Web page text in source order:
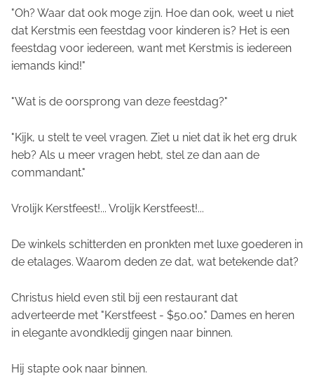
"Oh? Waar dat ook moge zijn. Hoe dan ook, weet u niet
dat Kerstmis een feestdag voor kinderen is? Het is een
feestdag voor iedereen, want met Kerstmis is iedereen
iemands kind!"
"Wat is de oorsprong van deze feestdag?"
"Kijk, u stelt te veel vragen. Ziet u niet dat ik het erg druk
heb? Als u meer vragen hebt, stel ze dan aan de
commandant."
Vrolijk Kerstfeest!... Vrolijk Kerstfeest!...
De winkels schitterden en pronkten met luxe goederen in
de etalages. Waarom deden ze dat, wat betekende dat?
Christus hield even stil bij een restaurant dat
adverteerde met "Kerstfeest - $50.00." Dames en heren
in elegante avondkledij gingen naar binnen.
Hij stapte ook naar binnen.